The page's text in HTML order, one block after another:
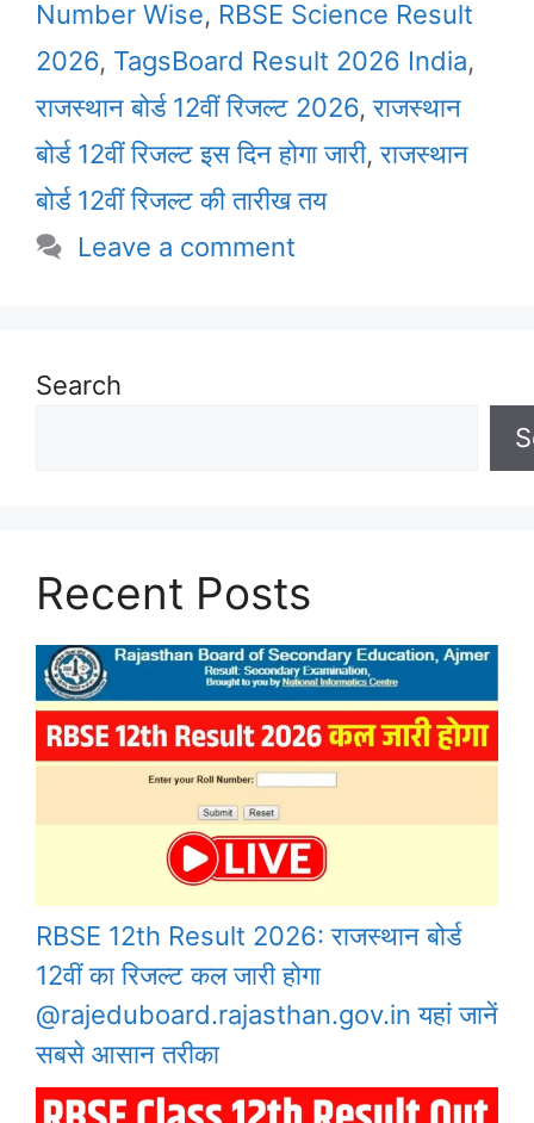
Number Wise, RBSE Science Result
2026, TagsBoard Result 2026 India,
राजस्थान बोर्ड 12वीं रिजल्ट 2026,राजस्थान
बोर्ड 12वीं रिजल्ट इस दिन होगा जारी,राजस्थान
बोर्ड 12वीं रिजल्ट की तारीख तय
Leave a comment
Search
Recent Posts
RBSE 12th Result 2026: राजस्थान बोर्ड
12वीं का रिजल्ट कल जारी होगा
@rajeduboard.rajasthan.gov.in यहां जानें
सबसे आसान तरीका